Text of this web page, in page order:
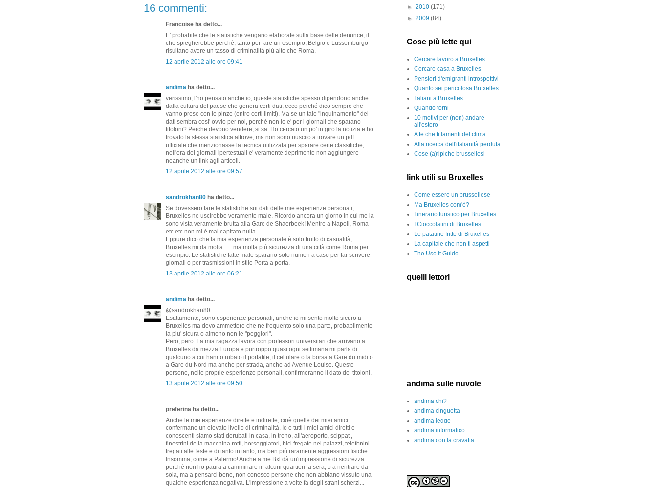
16 commenti:
Francoise ha detto...
E' probabile che le statistiche vengano elaborate sulla base delle denunce, il
che spiegherebbe perché, tanto per fare un esempio, Belgio e Lussemburgo
risultano avere un tasso di criminalità più alto che Roma.
12 aprile 2012 alle ore 09:41
andima ha detto...
verissimo, l'ho pensato anche io, queste statistiche spesso dipendono anche
dalla cultura del paese che genera certi dati, ecco perché dico sempre che
vanno prese con le pinze (entro certi limiti). Ma se un tale "inquinamento" dei
dati sembra cosi' ovvio per noi, perché non lo e' per i giornali che sparano
titoloni? Perché devono vendere, si sa. Ho cercato un po' in giro la notizia e ho
trovato la stessa statistica altrove, ma non sono riuscito a trovare un pdf
ufficiale che menzionasse la tecnica utilizzata per sparare certe classifiche,
nell'era dei giornali ipertestuali e' veramente deprimente non aggiungere
neanche un link agli articoli.
12 aprile 2012 alle ore 09:57
sandrokhan80 ha detto...
Se dovessero fare le statistiche sui dati delle mie esperienze personali,
Bruxelles ne uscirebbe veramente male. Ricordo ancora un giorno in cui me la
sono vista veramente brutta alla Gare de Shaerbeek! Mentre a Napoli, Roma
etc etc non mi è mai capitato nulla.
Eppure dico che la mia esperienza personale è solo frutto di casualità,
Bruxelles mi da molta ..... ma molta più sicurezza di una città come Roma per
esempio. Le statistiche fatte male sparano solo numeri a caso per far scrivere i
giornali o per trasmissioni in stile Porta a porta.
13 aprile 2012 alle ore 06:21
andima ha detto...
@sandrokhan80
Esattamente, sono esperienze personali, anche io mi sento molto sicuro a
Bruxelles ma devo ammettere che ne frequento solo una parte, probabilmente
la piu' sicura o almeno non le "peggiori".
Però, però. La mia ragazza lavora con professori universitari che arrivano a
Bruxelles da mezza Europa e purtroppo quasi ogni settimana mi parla di
qualcuno a cui hanno rubato il portatile, il cellulare o la borsa a Gare du midi o
a Gare du Nord ma anche per strada, anche ad Avenue Louise. Queste
persone, nelle proprie esperienze personali, confirmeranno il dato dei titoloni.
13 aprile 2012 alle ore 09:50
preferina ha detto...
Anche le mie esperienze dirette e indirette, cioè quelle dei miei amici
confermano un elevato livello di criminalità. Io e tutti i miei amici diretti e
conoscenti siamo stati derubati in casa, in treno, all'aeroporto, scippati,
finestrini della macchina rotti, borseggiatori, bici fregate nei palazzi, telefonini
fregati alle feste e di tanto in tanto, ma ben più raramente aggressioni fisiche.
Insomma, come a Palermo! Anche a me Bxl dà un'impressione di sicurezza
perché non ho paura a camminare in alcuni quartieri la sera, o a rientrare da
sola, ma a pensarci bene, non conosco persone che non abbiano vissuto una
qualche esperienza negativa. L'impressione a volte fa degli strani scherzi...
► 2010 (171)
► 2009 (84)
Cose più lette qui
Cercare lavoro a Bruxelles
Cercare casa a Bruxelles
Pensieri d'emigranti introspettivi
Quanto sei pericolosa Bruxelles
Italiani a Bruxelles
Quando torni
10 motivi per (non) andare
all'estero
A te che ti lamenti del clima
Alla ricerca dell'italianità perduta
Cose (a)tipiche brussellesi
link utili su Bruxelles
Come essere un brussellese
Ma Bruxelles com'è?
Itinerario turistico per Bruxelles
I Cioccolatini di Bruxelles
Le patatine fritte di Bruxelles
La capitale che non ti aspetti
The Use it Guide
quelli lettori
andima sulle nuvole
andima chi?
andima cinguetta
andima legge
andima informatico
andima con la cravatta